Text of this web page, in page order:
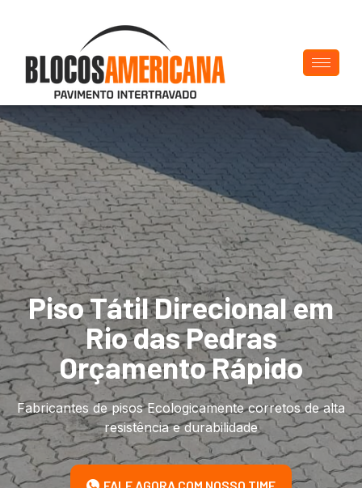
Piso Tátil Direcional em
Rio das Pedras
Orçamento Rápido
Fabricantes de pisos Ecologicamente corretos de alta
resistência e durabilidade